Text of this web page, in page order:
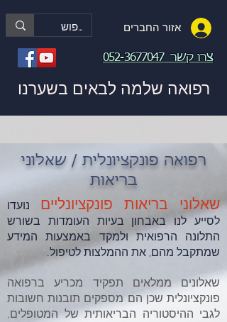
אזור החברים
צרו קשר052-3677047
רפואה שלמה לבאים בשערנו
רפואה פונקציונלית / שאלוני
בריאות
שאלוני בריאות פונקציונליים נועדו
לסייע לנו באבחון בעיות העומדות בשורש
התלונה הרפואית ולמקד באמצעות המידע
שמתקבל מהם, את ההמלצות לטיפול.
שאלונים ממלאים תפקיד מכריע ברפואה
פונקציונלית שכן הם מספקים תובנות חשובות
לגבי ההיסטוריה הבריאותית של המטופלים,